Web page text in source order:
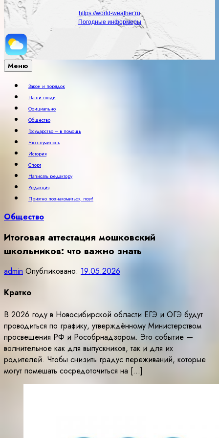
https://world-weather.ru
Погодные информеры
Меню
Закон и порядок
Наши люди
Официально
Общество
Государство – в помощь
Что случилось
История
Спорт
Написать редактору
Редакция
Приятно познакомиться, поэт!
Общество
Итоговая аттестация мошковский
школьников: что важно знать
admin Опубликовано: 19.05.2026
Кратко
В 2026 году в Новосибирской области ЕГЭ и ОГЭ будут
проводиться по графику, утверждённому Министерством
просвещения РФ и Рособрнадзором. Это событие —
волнительное как для выпускников, так и для их
родителей. Чтобы снизить градус переживаний, которые
могут помешать сосредоточиться на […]